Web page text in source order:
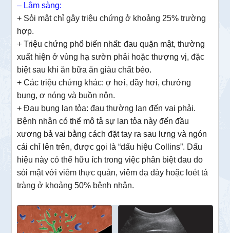
– Lâm sàng:
+ Sỏi mật chỉ gây triệu chứng ở khoảng 25% trường
hợp.
+ Triệu chứng phổ biến nhất: đau quặn mật, thường
xuất hiện ở vùng hạ sườn phải hoặc thượng vị, đặc
biệt sau khi ăn bữa ăn giàu chất béo.
+ Các triệu chứng khác: ợ hơi, đầy hơi, chướng
bụng, ợ nóng và buồn nôn.
+ Đau bụng lan tỏa: đau thường lan đến vai phải.
Bệnh nhân có thể mô tả sự lan tỏa này đến đầu
xương bả vai bằng cách đặt tay ra sau lưng và ngón
cái chỉ lên trên, được gọi là “dấu hiệu Collins”. Dấu
hiệu này có thể hữu ích trong việc phân biệt đau do
sỏi mật với viêm thực quản, viêm dạ dày hoặc loét tá
tràng ở khoảng 50% bệnh nhân.